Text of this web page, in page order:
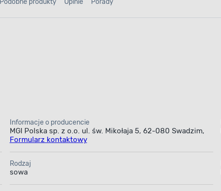
Podobne produkty Opinie Porady
Informacje o producencie
MGI Polska sp. z o.o. ul. św. Mikołaja 5, 62-080 Swadzim,
Formularz kontaktowy
Rodzaj
sowa